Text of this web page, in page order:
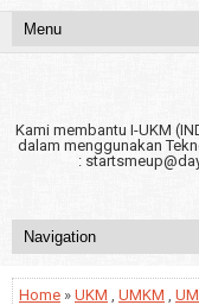
Kami membantu I-UKM
dalam menggunakan
:
Home » UKM , UMKM ,